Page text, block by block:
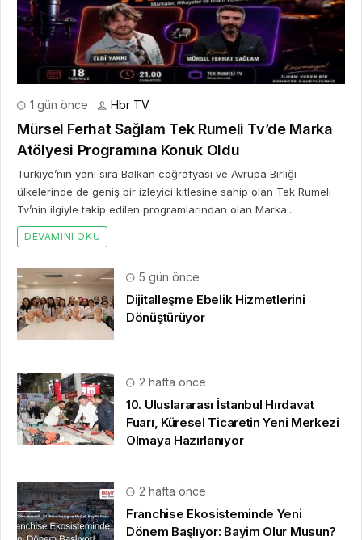
1 gün önce Hbr TV
Mürsel Ferhat Sağlam Tek Rumeli Tv’de Marka
Atölyesi Programına Konuk Oldu
Türkiye’nin yanı sıra Balkan coğrafyası ve Avrupa Birliği
ülkelerinde de geniş bir izleyici kitlesine sahip olan Tek Rumeli
Tv’nin ilgiyle takip edilen programlarından olan Marka...
DEVAMINI OKU
5 gün önce
Dijitalleşme Ebelik Hizmetlerini
Dönüştürüyor
2 hafta önce
10. Uluslararası İstanbul Hırdavat
Fuarı, Küresel Ticaretin Yeni Merkezi
Olmaya Hazırlanıyor
2 hafta önce
Franchise Ekosisteminde Yeni
Dönem Başlıyor: Bayim Olur Musun?